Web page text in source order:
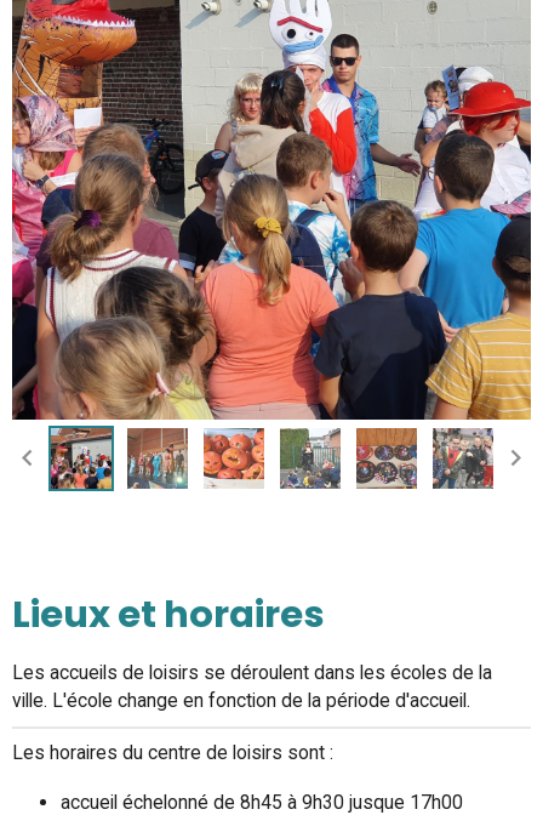
Lieux et horaires
Les accueils de loisirs se déroulent dans les écoles de la
ville. L'école change en fonction de la période d'accueil.
Les horaires du centre de loisirs sont :
accueil échelonné de 8h45 à 9h30 jusque 17h00